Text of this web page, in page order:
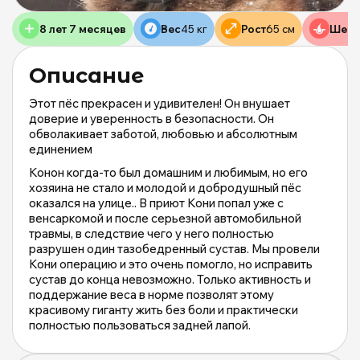
Описание
Этот пёс прекрасен и удивителен! Он внушает
доверие и уверенность в безопасности. Он
обволакивает заботой, любовью и абсолютным
единением
Конон когда-то был домашним и любимым, но его
хозяина не стало и молодой и добродушный пёс
оказался на улице.. В приют Кони попал уже с
венсаркомой и после серьезной автомобильной
травмы, в следствие чего у него полностью
разрушен один тазобедренный сустав. Мы провели
Кони операцию и это очень помогло, но исправить
сустав до конца невозможно. Только активность и
поддержание веса в норме позволят этому
красивому гиганту жить без боли и практически
полностью пользоваться задней лапой.
Посмотрите в эти глаза. Невероятно
8 лет 7 месяцев Вес45 кг Рост65 см